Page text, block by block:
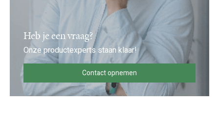
Heb je een vraag?
Onze productexperts staan klaar!
Contact opnemen